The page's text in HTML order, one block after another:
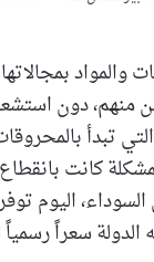
منهم، دون
تبدأ
كانت
اليوم
سعراً رسمياً